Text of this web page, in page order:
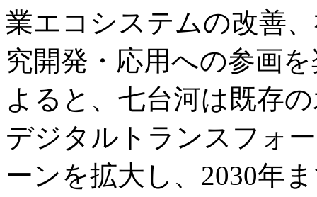
業エコシステムの改善
究開発・応用への参画
よると、七台河は既存
デジタルトランスフォ
ーンを拡大し、2030年